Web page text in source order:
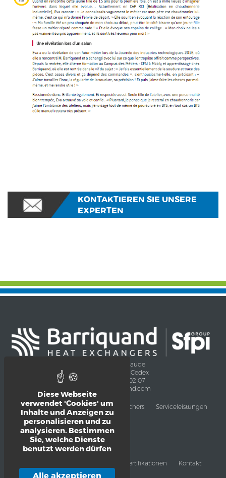
KONTAKTIEREN SIE UNSERE
EXPERTEN
9-13, Rue Saint-Claude
F – 42300 Roanne Cedex
Tél. 33 (0)4 69 65 02 07
contact@barriquand.com
Anwendungen des Wärmetauschers
Agroindustrie
Chemie
Öl und Gas
Klimatechnik
Schwerindustrie
Serviceleistungen
Zertifikationen
Kontakt
Gesetzliche Seiten
Diese Webseite
verwendet 'Cookies' um
Inhalte und Anzeigen zu
personalisieren und zu
analysieren. Bestimmen
Sie, welche Dienste
benutzt werden dürfen
Alle akzeptieren